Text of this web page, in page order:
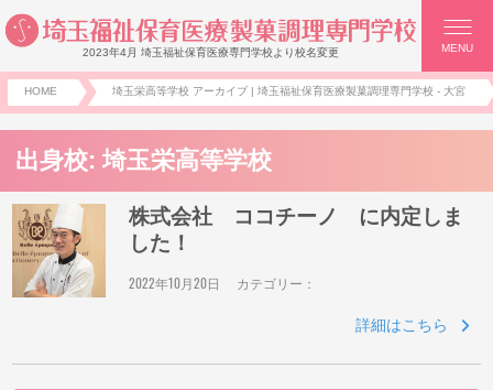
2023年4月 埼玉福祉保育医療専門学校より校名変更 MENU
HOME 埼玉栄高等学校 アーカイブ | 埼玉福祉保育医療製菓調理専門学校 - 大宮
出身校:埼玉栄高等学校
株式会社 ココチーノ に内定しま
した！
2022年10月20日 カテゴリー：
詳細はこちら